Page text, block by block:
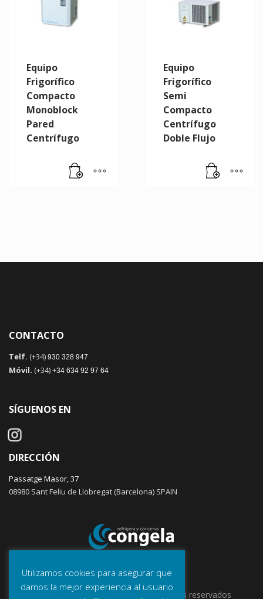
Equipo
Frigorífico
Compacto
Monoblock
Pared
Centrífugo
Equipo
Frigorífico
Semi
Compacto
Centrífugo
Doble Flujo
CONTACTO
Telf. (+34) 930 328 947
Móvil. (+34) +34 634 92 97 64
SÍGUENOS EN
DIRECCIÓN
Passatge Masor, 37
08980 Sant Feliu de Llobregat (Barcelona) SPAIN
© 2023 CONGELA | Todos los derechos reservados
Utilizamos cookies para asegurar que
damos la mejor experiencia al usuario